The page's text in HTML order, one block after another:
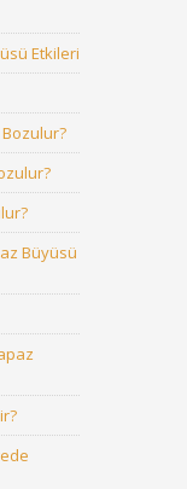
Etkileri
Büyüsü